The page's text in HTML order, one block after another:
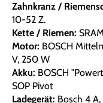
Zahnkranz /
10-52 Z.
Kette / Riemen:
Motor: BOSCH
V, 250 W
Akku: BOSCH
SOP Pivot
Ladegerät: Bosch 4 A,